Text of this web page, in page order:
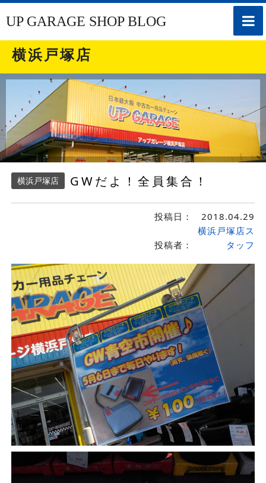
toggle
UP GARAGE SHOP BLOG
横浜戸塚店
横浜戸塚店 GWだよ！全員集合！
投稿日： 2018.04.29
投稿者：
横浜戸塚店ス
タッフ